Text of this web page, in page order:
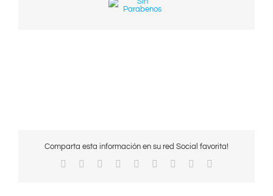
Comparta esta información en su red Social favorita!
Facebook Reddit LinkedInWhatsApp
TumblrPinterest